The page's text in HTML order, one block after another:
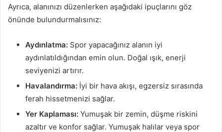
Ayrıca, alanınızı düzenlerken aşağıdaki ipuçlarını göz
önünde bulundurmalısınız:
Aydınlatma: Spor yapacağınız alanın iyi
aydınlatıldığından emin olun. Doğal ışık, enerji
seviyenizi artırır.
Havalandırma: İyi bir hava akışı, egzersiz sırasında
ferah hissetmenizi sağlar.
Yer Kaplaması: Yumuşak bir zemin, düşme riskini
azaltır ve konfor sağlar. Yumuşak halılar veya spor